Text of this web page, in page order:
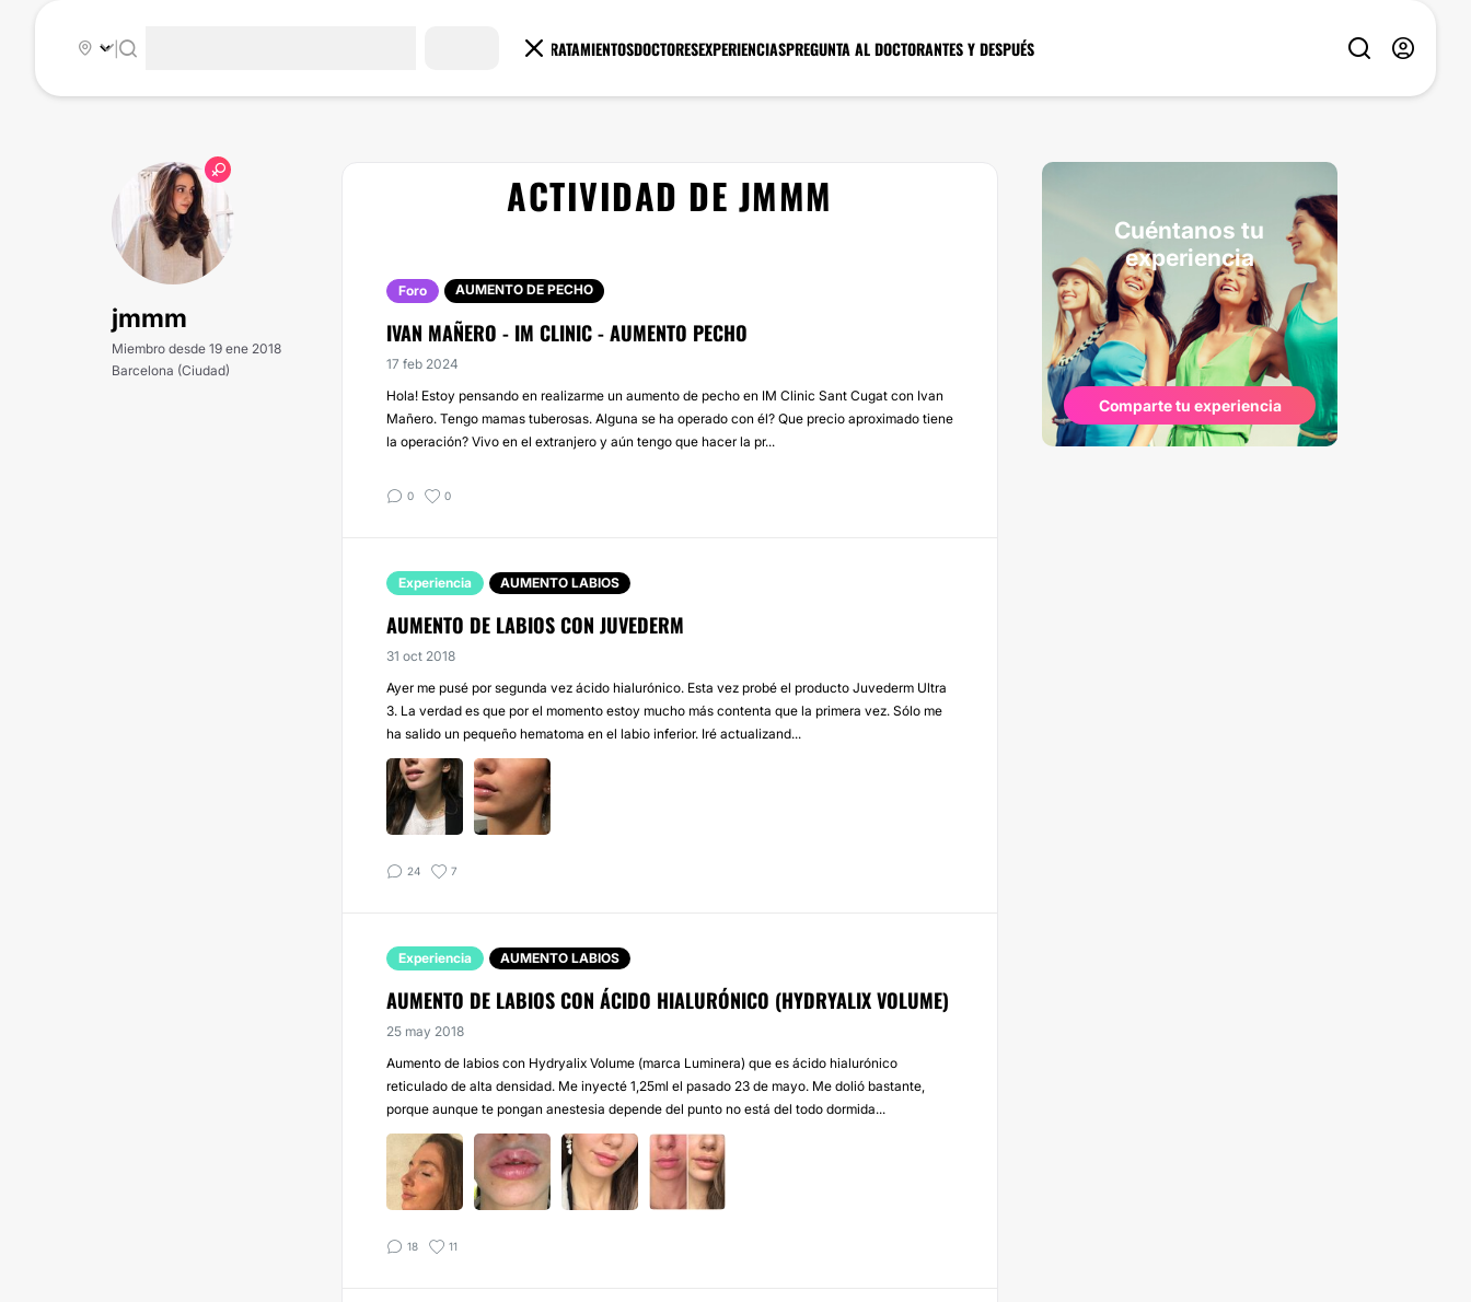
TRATAMIENTOSDOCTORESEXPERIENCIASPREGUNTA AL DOCTORANTES Y DESPUÉS
|
jmmm
Miembro desde 19 ene 2018
Barcelona (Ciudad)
ACTIVIDAD DE JMMM
Foro AUMENTO DE PECHO
IVAN MAÑERO - IM CLINIC - AUMENTO PECHO
17 feb 2024
Hola! Estoy pensando en realizarme un aumento de pecho en IM Clinic Sant Cugat con Ivan
Mañero. Tengo mamas tuberosas. Alguna se ha operado con él? Que precio aproximado tiene
la operación? Vivo en el extranjero y aún tengo que hacer la pr...
0 0
Experiencia AUMENTO LABIOS
AUMENTO DE LABIOS CON JUVEDERM
31 oct 2018
Ayer me pusé por segunda vez ácido hialurónico. Esta vez probé el producto Juvederm Ultra
3. La verdad es que por el momento estoy mucho más contenta que la primera vez. Sólo me
ha salido un pequeño hematoma en el labio inferior. Iré actualizand...
24 7
Experiencia AUMENTO LABIOS
AUMENTO DE LABIOS CON ÁCIDO HIALURÓNICO (HYDRYALIX VOLUME)
25 may 2018
Aumento de labios con Hydryalix Volume (marca Luminera) que es ácido hialurónico
reticulado de alta densidad. Me inyecté 1,25ml el pasado 23 de mayo. Me dolió bastante,
porque aunque te pongan anestesia depende del punto no está del todo dormida...
18 11
Cuéntanos tu
experiencia
Comparte tu experiencia